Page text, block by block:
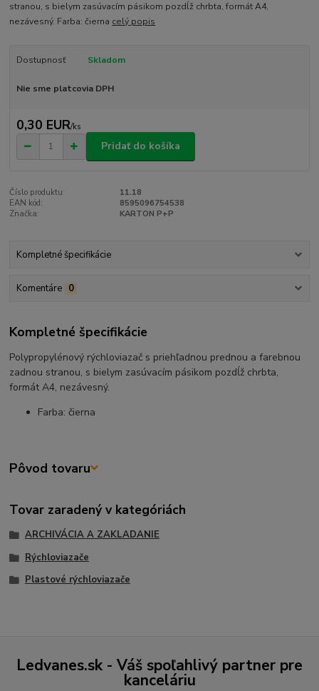
stranou, s bielym zasúvacím pásikom pozdĺž chrbta, formát A4,
nezávesný. Farba: čierna celý popis
Dostupnosť Skladom
Nie sme platcovia DPH
0,30 EUR/ks
Pridať do košíka
Číslo produktu:
11.18
EAN kód:
8595096754538
Značka:
KARTON P+P
Kompletné špecifikácie
Komentáre 0
Kompletné špecifikácie
Polypropylénový rýchloviazač s priehľadnou prednou a farebnou
zadnou stranou, s bielym zasúvacím pásikom pozdĺž chrbta,
formát A4, nezávesný.
Farba: čierna
Pôvod tovaru
Tovar zaradený v kategóriách
ARCHIVÁCIA A ZAKLADANIE
Rýchloviazače
Plastové rýchloviazače
Ledvanes.sk - Váš spoľahlivý partner pre
kanceláriu